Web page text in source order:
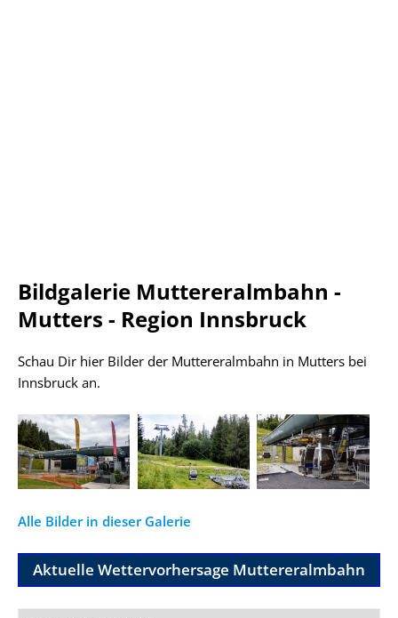
Bildgalerie Muttereralmbahn -
Mutters - Region Innsbruck
Schau Dir hier Bilder der Muttereralmbahn in Mutters bei
Innsbruck an.
Alle Bilder in dieser Galerie
Aktuelle Wettervorhersage Muttereralmbahn